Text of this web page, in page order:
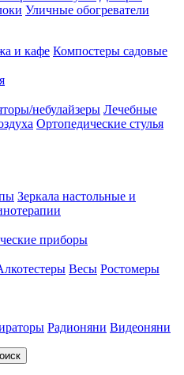
Уличные обогреватели
и кафе Компостеры садовые
небулайзеры Лечебные
Ортопедические стулья
Зеркала настольные и
приборы
Весы Ростомеры
Радионяни Видеоняни